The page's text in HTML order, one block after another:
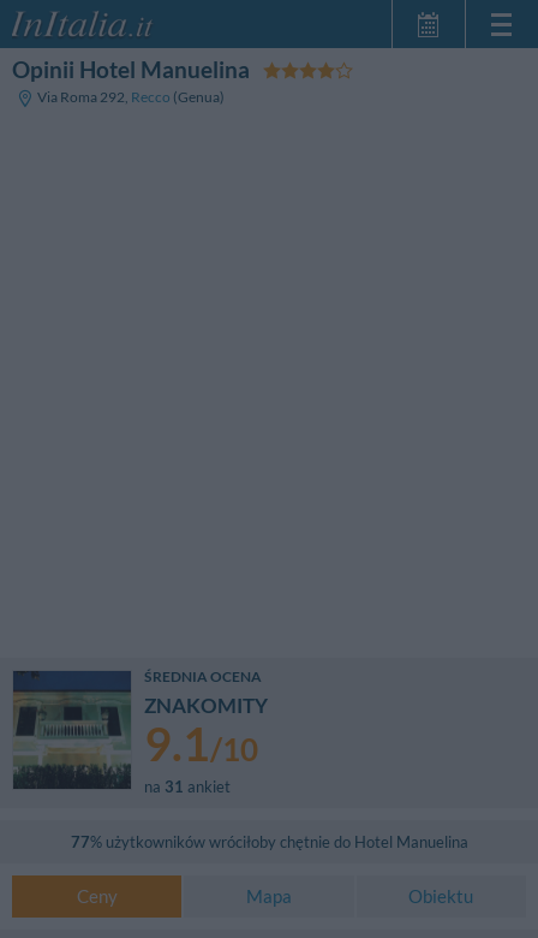
Opinii Hotel Manuelina
Via Roma 292, Recco (Genua)
ŚREDNIA OCENA
ZNAKOMITY
9.1/10
na 31 ankiet
77% użytkowników wróciłoby chętnie do Hotel Manuelina
Ceny Mapa Obiektu